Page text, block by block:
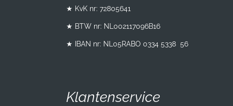
★ KvK nr: 72805641
★ BTW nr: NL002117096B16
★ IBAN nr: NL05RABO 0334 5338 56
Klantenservice